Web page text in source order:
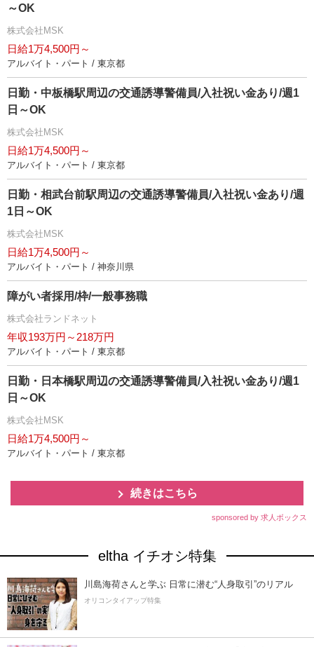
～OK
株式会社MSK
日給1万4,500円～
アルバイト・パート / 東京都
日勤・中板橋駅周辺の交通誘導警備員/入社祝い金あり/週1
日～OK
株式会社MSK
日給1万4,500円～
アルバイト・パート / 東京都
日勤・相武台前駅周辺の交通誘導警備員/入社祝い金あり/週
1日～OK
株式会社MSK
日給1万4,500円～
アルバイト・パート / 神奈川県
障がい者採用/枠/一般事務職
株式会社ランドネット
年収193万円～218万円
アルバイト・パート / 東京都
日勤・日本橋駅周辺の交通誘導警備員/入社祝い金あり/週1
日～OK
株式会社MSK
日給1万4,500円～
アルバイト・パート / 東京都
続きはこちら
sponsored by 求人ボックス
eltha イチオシ特集
川島海荷さんと学ぶ 日常に潜む“人身取引”のリアル
オリコンタイアップ特集